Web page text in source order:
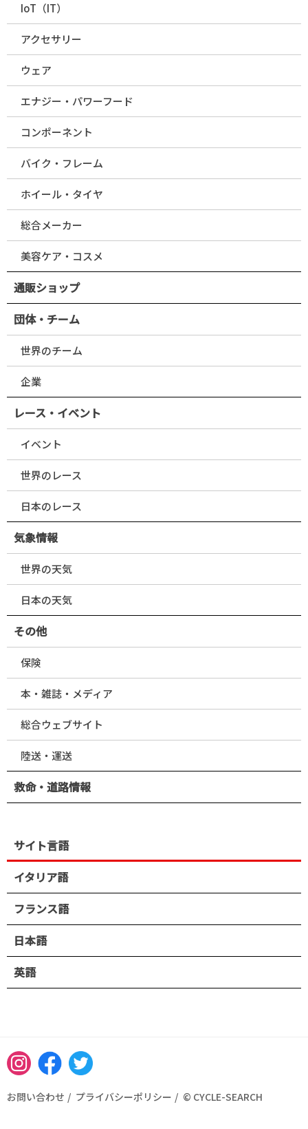
IoT（IT）
アクセサリー
ウェア
エナジー・パワーフード
コンポーネント
バイク・フレーム
ホイール・タイヤ
総合メーカー
美容ケア・コスメ
通販ショップ
団体・チーム
世界のチーム
企業
レース・イベント
イベント
世界のレース
日本のレース
気象情報
世界の天気
日本の天気
その他
保険
本・雑誌・メディア
総合ウェブサイト
陸送・運送
救命・道路情報
サイト言語
イタリア語
フランス語
日本語
英語
InstagramFacebookTwitter
お問い合わせ プライバシーポリシー © CYCLE-SEARCH